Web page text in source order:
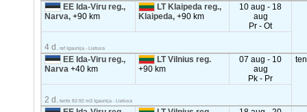
EE Ida-Viru reg.,
Narva,+90 km
LT Klaipeda reg.,
Klaipeda,+90 km
10 aug - 18
aug
Pr - Ot
4 d. ref Igaunija - Lietuva
EE Ida-Viru reg.,
Narva+40 km
LT Vilnius reg.
+90 km
07 aug - 10
aug
Pk - Pr
2 d. tents 82-92 m3 Igaunija - Lietuva